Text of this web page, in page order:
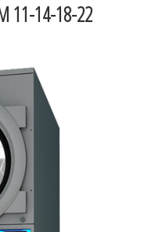
11-14-18-22